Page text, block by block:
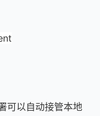
可以自动接管本地